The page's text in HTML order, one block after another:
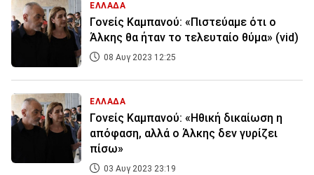
ΕΛΛΑΔΑ
Γονείς Καμπανού: «Πιστεύαμε ότι ο
Άλκης θα ήταν το τελευταίο θύμα» (vid)
08 Αυγ 2023 12:25
ΕΛΛΑΔΑ
Γονείς Καμπανού: «Ηθική δικαίωση η
απόφαση, αλλά ο Άλκης δεν γυρίζει
πίσω»
03 Αυγ 2023 23:19